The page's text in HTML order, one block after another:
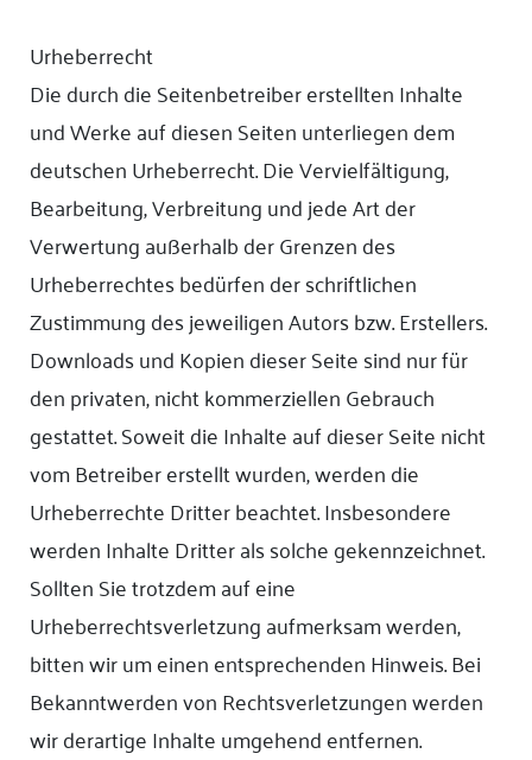
Urheberrecht
Die durch die Seitenbetreiber erstellten Inhalte
und Werke auf diesen Seiten unterliegen dem
deutschen Urheberrecht. Die Vervielfältigung,
Bearbeitung, Verbreitung und jede Art der
Verwertung außerhalb der Grenzen des
Urheberrechtes bedürfen der schriftlichen
Zustimmung des jeweiligen Autors bzw. Erstellers.
Downloads und Kopien dieser Seite sind nur für
den privaten, nicht kommerziellen Gebrauch
gestattet. Soweit die Inhalte auf dieser Seite nicht
vom Betreiber erstellt wurden, werden die
Urheberrechte Dritter beachtet. Insbesondere
werden Inhalte Dritter als solche gekennzeichnet.
Sollten Sie trotzdem auf eine
Urheberrechtsverletzung aufmerksam werden,
bitten wir um einen entsprechenden Hinweis. Bei
Bekanntwerden von Rechtsverletzungen werden
wir derartige Inhalte umgehend entfernen.